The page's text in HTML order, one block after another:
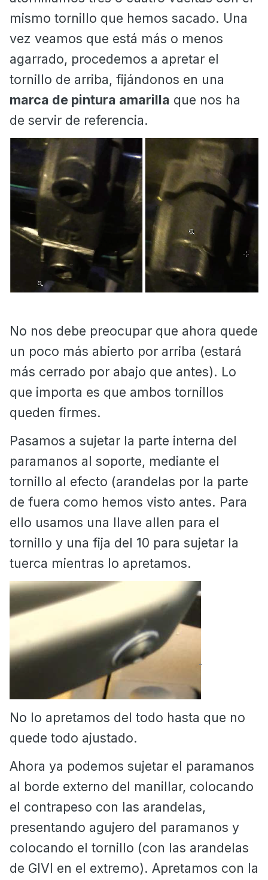
mismo tornillo que hemos sacado. Una
vez veamos que está más o menos
agarrado, procedemos a apretar el
tornillo de arriba, fijándonos en una
marca de pintura amarilla que nos ha
de servir de referencia.
No nos debe preocupar que ahora quede
un poco más abierto por arriba (estará
más cerrado por abajo que antes). Lo
que importa es que ambos tornillos
queden firmes.
Pasamos a sujetar la parte interna del
paramanos al soporte, mediante el
tornillo al efecto (arandelas por la parte
de fuera como hemos visto antes. Para
ello usamos una llave allen para el
tornillo y una fija del 10 para sujetar la
tuerca mientras lo apretamos.
No lo apretamos del todo hasta que no
quede todo ajustado.
Ahora ya podemos sujetar el paramanos
al borde externo del manillar, colocando
el contrapeso con las arandelas,
presentando agujero del paramanos y
colocando el tornillo (con las arandelas
de GIVI en el extremo). Apretamos con la